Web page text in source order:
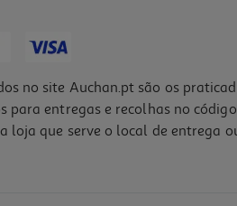
no site Auchan.pt são os
para entregas e recolhas no
loja que serve o local de